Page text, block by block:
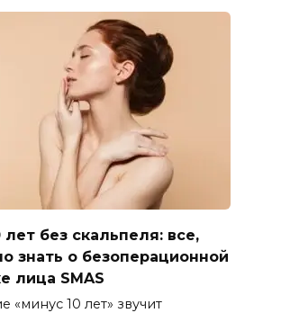
лет без скальпеля: все,
знать о безоперационной
лица SMAS
«минус 10 лет» звучит